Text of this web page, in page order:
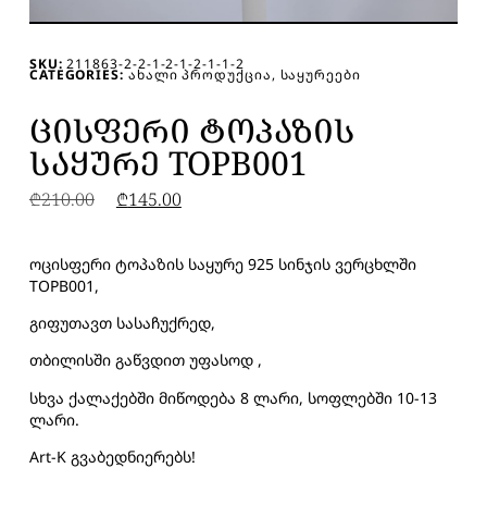
SKU:211863-2-2-1-2-1-2-1-1-2
CATEGORIES: ᲐᲮᲐᲚᲘ ᲞᲠᲝᲓᲣᲥᲪᲘᲐ, ᲡᲐᲧᲣᲠᲔᲔᲑᲘ
ᲪᲘᲡᲤᲔᲠᲘ ᲢᲝᲞᲐᲖᲘᲡ
ᲡᲐᲧᲣᲠᲔ TOPB001
₾210.00 ₾145.00
ოცისფერი ტოპაზის საყურე 925 სინჯის ვერცხლში
TOPB001,
გიფუთავთ სასაჩუქრედ,
თბილისში გაწვდით უფასოდ ,
სხვა ქალაქებში მიწოდება 8 ლარი, სოფლებში 10-13
ლარი.
Art-K გვაბედნიერებს!